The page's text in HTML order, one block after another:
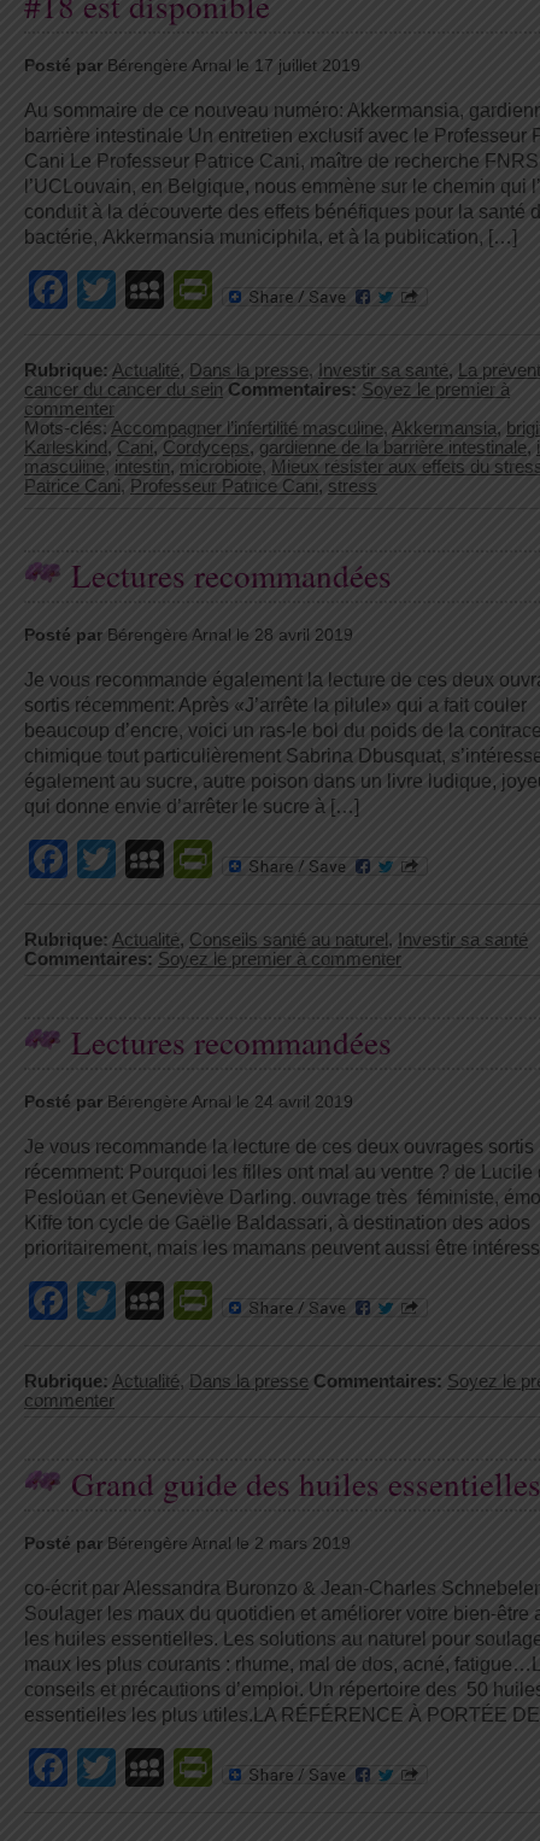
Posté par Bérengère Arnal le 17 juillet 2019
Au sommaire de ce nouveau numéro: Akkermansia,
barrière intestinale Un entretien exclusif avec le Professeur
Cani Le Professeur Patrice Cani, maître de recherche
l’UCLouvain, en Belgique, nous emmène sur le chemin qui
conduit à la découverte des effets bénéfiques pour la santé
bactérie, Akkermansia municiphila, et à la publication, […]
Facebook
TwitterMySpace
PrintFriendly
Rubrique: Actualité, Dans la presse, Investir sa santé,
La
cancer du cancer du sein Commentaires: Soyez le premier à
commenter
Mots-clés: Accompagner l’infertilité masculine, Akkermansia,
Karleskind, Cani, Cordyceps, gardienne de la barrière intestinale,
masculine, intestin, microbiote, Mieux résister aux effets du
Patrice Cani, Professeur Patrice Cani, stress
Lectures recommandées
Posté par Bérengère Arnal le 28 avril 2019
Je vous recommande également la lecture de ces deux
sortis récemment: Après «J’arrête la pilule» qui a fait couler
beaucoup d’encre, voici un ras-le bol du poids de la
chimique tout particulièrement Sabrina Dbusquat,
également au sucre, autre poison dans un livre ludique,
qui donne envie d’arrêter le sucre à […]
Facebook
TwitterMySpace
PrintFriendly
Rubrique: Actualité, Conseils santé au naturel ,
Investir sa santé
Commentaires: Soyez le premier à commenter
Lectures recommandées
Posté par Bérengère Arnal le 24 avril 2019
Je vous recommande la lecture de ces deux ouvrages sortis
récemment: Pourquoi les filles ont mal au ventre ? de Lucile
Pesloüan et Geneviève Darling. ouvrage très féministe,
Kiffe ton cycle de Gaëlle Baldassari, à destination des ados
prioritairement, mais les mamans peuvent aussi être
Facebook
TwitterMySpace
PrintFriendly
Rubrique: Actualité, Dans la presse Commentaires: Soyez le
commenter
Grand guide des huiles essentielles
Posté par Bérengère Arnal le 2 mars 2019
co-écrit par Alessandra Buronzo & Jean-Charles
Soulager les maux du quotidien et améliorer votre bien-être
les huiles essentielles. Les solutions au naturel pour
maux les plus courants : rhume, mal de dos, acné,
conseils et précautions d’emploi. Un répertoire des 50
essentielles les plus utiles.LA RÉFÉRENCE À PORTÉE
Facebook
TwitterMySpace
PrintFriendly